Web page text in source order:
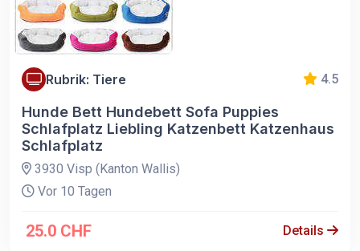
Rubrik: Tiere 4.5
Hunde Bett Hundebett Sofa Puppies
Schlafplatz Liebling Katzenbett Katzenhaus
Schlafplatz
3930 Visp (Kanton Wallis)
Vor 10 Tagen
25.0 CHF Details